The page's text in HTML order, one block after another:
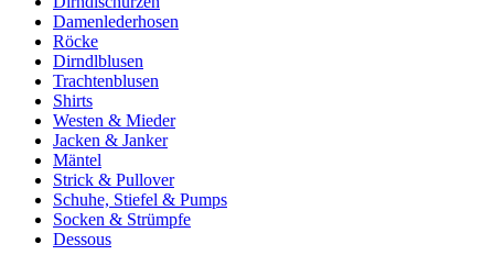
Damenlederhosen
Röcke
Dirndlblusen
Trachtenblusen
Shirts
Westen & Mieder
Jacken & Janker
Mäntel
Strick & Pullover
Schuhe, Stiefel & Pumps
Socken & Strümpfe
Dessous